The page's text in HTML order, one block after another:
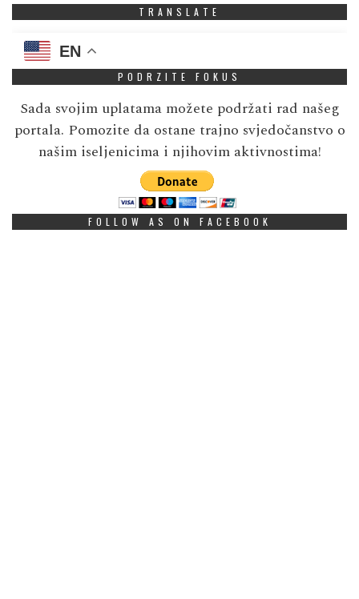
TRANSLATE
EN
PODRZITE FOKUS
Sada svojim uplatama možete podržati rad našeg
portala. Pomozite da ostane trajno svjedočanstvo o
našim iseljenicima i njihovim aktivnostima!
FOLLOW AS ON FACEBOOK